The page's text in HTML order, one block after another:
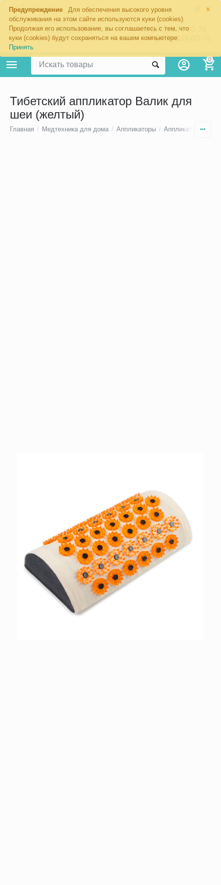
×
Предупреждение
Для обеспечения высокого уровня
обслуживания на этом сайте используются куки (cookies).
Продолжая его использование, вы соглашаетесь с тем, что
куки (cookies) будут сохраняться на вашем компьютере:
Принять
Екатеринбург
8 (343) 344-60-76
+7 (967) 639-00-76
0
Тибетский аппликатор Валик для
шеи (желтый)
Главная / Медтехника для дома / Аппликаторы / Аппликаторы